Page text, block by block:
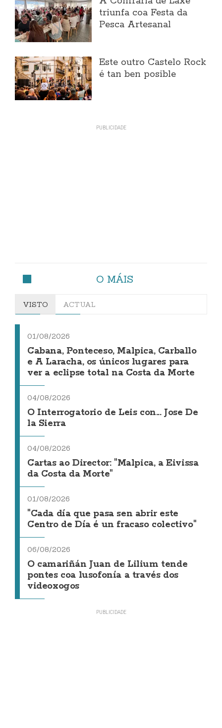
triunfa coa Festa da
Pesca Artesanal
Este outro Castelo Rock
é tan ben posible
O MÁIS
VISTO ACTUAL
01/08/2026
Cabana, Ponteceso, Malpica, Carballo
e A Laracha, os únicos lugares para
ver a eclipse total na Costa da Morte
04/08/2026
O Interrogatorio de Leis con... Jose De
la Sierra
04/08/2026
Cartas ao Director: "Malpica, a Eivissa
da Costa da Morte"
01/08/2026
"Cada día que pasa sen abrir este
Centro de Día é un fracaso colectivo"
06/08/2026
O camariñán Juan de Lilium tende
pontes coa lusofonía a través dos
videoxogos